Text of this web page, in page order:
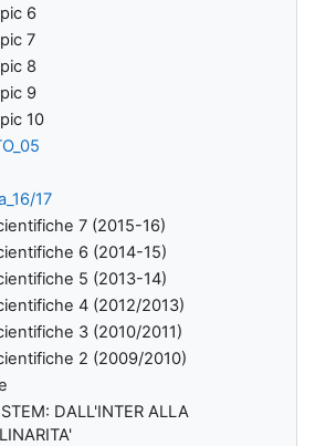
6
7
8
9
10
17
7 (2015-16)
6 (2014-15)
5 (2013-14)
4 (2012/2013)
3 (2010/2011)
2 (2009/2010)
DALL'INTER ALLA